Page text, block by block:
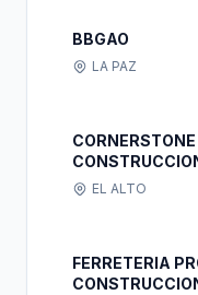
BBGAO
LA PAZ
CORNERSTONE
EL ALTO
FERRETERIA